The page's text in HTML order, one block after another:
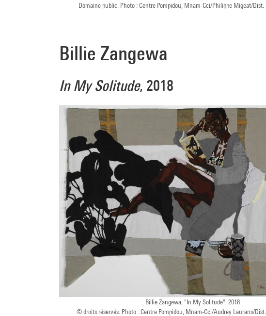
Domaine public. Photo : Centre Pompidou, Mnam-Cci/Philippe Migeat/Dist.
Billie Zangewa
In My Solitude, 2018
Billie Zangewa, "In My Solitude", 2018
© droits réservés. Photo : Centre Pompidou, Mnam-Cci/Audrey Laurans/